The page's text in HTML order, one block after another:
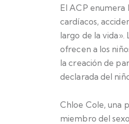
El ACP enumera
cardíacos,
largo de la
ofrecen a los
la creación de
declarada del
Chloe Cole, una
miembro del